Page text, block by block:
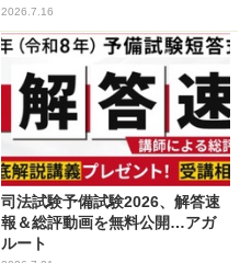
2026.7.16
司法試験予備試験2026、解答速
報＆総評動画を無料公開…アガ
ルート